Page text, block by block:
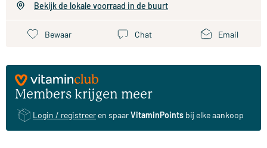
Bekijk de lokale voorraad in de buurt
Bewaar Chat Email
Members krijgen meer
Login / registreer en spaarVitaminPoints bij elke aankoop